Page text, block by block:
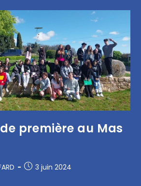
première au Mas
3 juin 2024